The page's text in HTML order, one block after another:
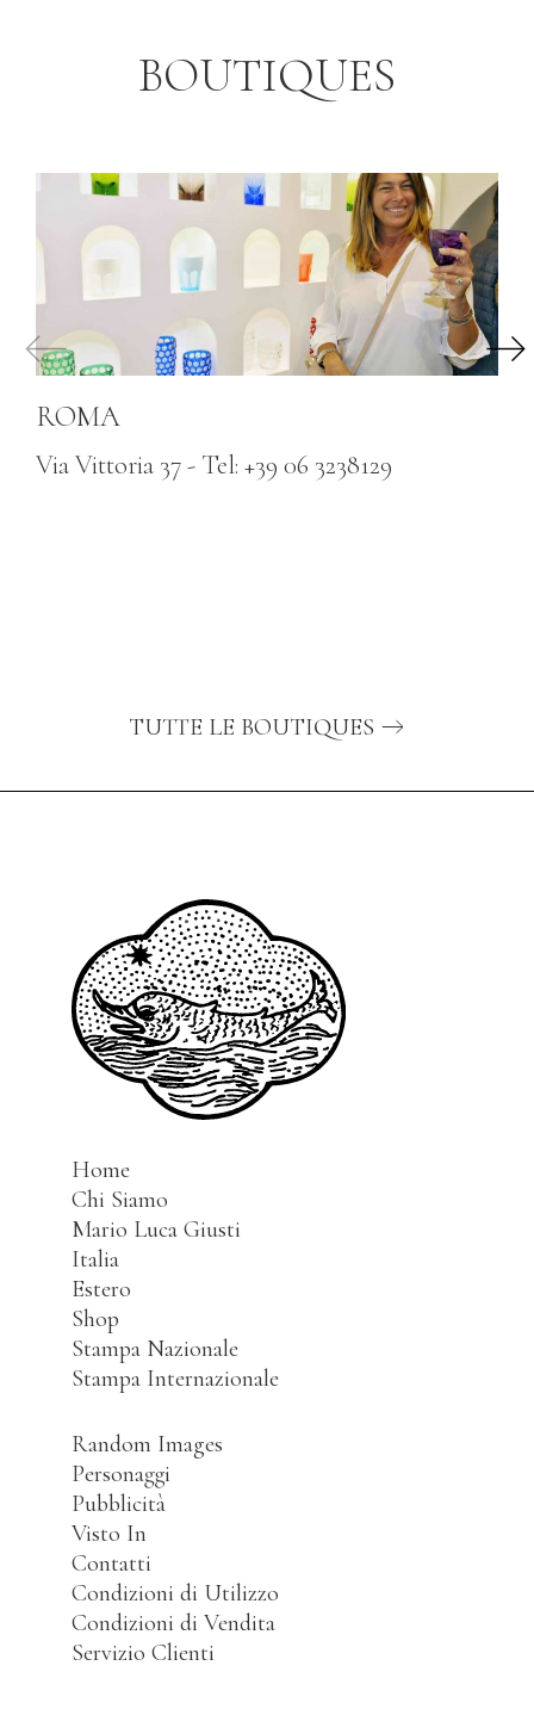
BOUTIQUES
ROMA
Via Vittoria 37 - Tel: +39 06 3238129
TUTTE LE BOUTIQUES
Home
Chi Siamo
Mario Luca Giusti
Italia
Estero
Shop
Stampa Nazionale
Stampa Internazionale
Random Images
Personaggi
Pubblicità
Visto In
Contatti
Condizioni di Utilizzo
Condizioni di Vendita
Servizio Clienti